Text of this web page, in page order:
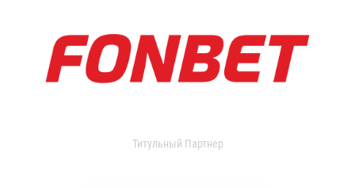
Титульный Партнер